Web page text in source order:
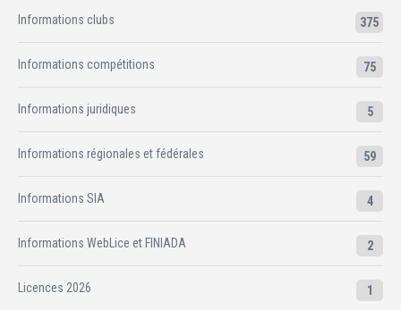
Informations clubs 375
Informations compétitions 75
Informations juridiques 5
Informations régionales et fédérales 59
Informations SIA 4
Informations WebLice et FINIADA 2
Licences 2026 1